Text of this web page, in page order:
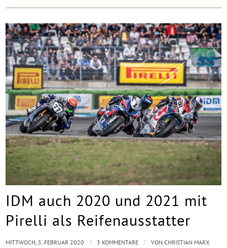
IDM auch 2020 und 2021 mit
Pirelli als Reifenausstatter
MITTWOCH, 5. FEBRUAR 2020 / 3 KOMMENTARE / VONCHRISTIAN MARX